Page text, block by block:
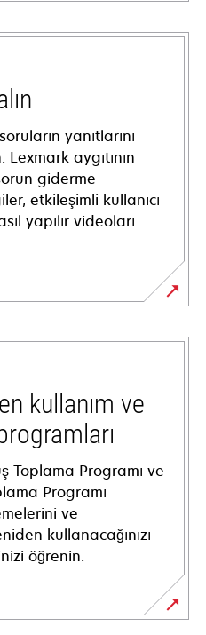
yanıtlarını
aygıtının
giderme
etkileşimli kullanıcı
yapılır videoları
kullanım ve
Toplama Programı ve
Programı
ve
kullanacağınızı
öğrenin.